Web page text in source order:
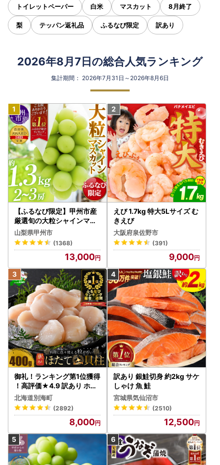
トイレットペーパー 白米 マスカット 8月終了
梨 テッパン返礼品 ふるなび限定 訳あり
2026年8月7日の総合人気ランキング
集計期間： 2026年7月31日～2026年8月6日
【ふるなび限定】甲州市産
厳選旬の大粒シャインマス
カット 約1.3kg 2～3房【2
026年発送】（MG）B12-
472 FN-Limited-VO シャ
インマスカット フルーツ
山梨県甲州市
(1368)
13,000
えび 1.7kg 特大5Lサイズ む
きえび
大阪府泉佐野市
(391)
9,000
御礼！ランキング第1位獲得
！高評価★4.9 訳あり ホタ
テ 400g（ほたて 帆立 貝柱
冷凍 ）
北海道別海町
(2892)
8,000
訳あり 銀鮭切身 約2kg サケ
しゃけ 魚 鮭
宮城県気仙沼市
(2510)
12,500